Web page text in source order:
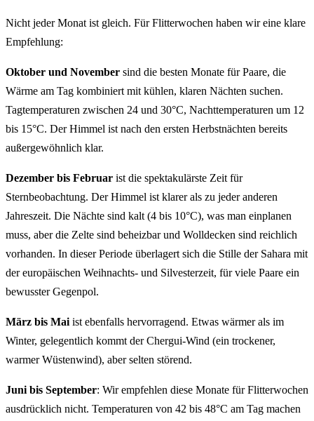
Nicht jeder Monat ist gleich. Für Flitterwochen haben wir eine klare
Empfehlung:
Oktober und November sind die besten Monate für Paare, die
Wärme am Tag kombiniert mit kühlen, klaren Nächten suchen.
Tagtemperaturen zwischen 24 und 30°C, Nachttemperaturen um 12
bis 15°C. Der Himmel ist nach den ersten Herbstnächten bereits
außergewöhnlich klar.
Dezember bis Februar ist die spektakulärste Zeit für
Sternbeobachtung. Der Himmel ist klarer als zu jeder anderen
Jahreszeit. Die Nächte sind kalt (4 bis 10°C), was man einplanen
muss, aber die Zelte sind beheizbar und Wolldecken sind reichlich
vorhanden. In dieser Periode überlagert sich die Stille der Sahara mit
der europäischen Weihnachts- und Silvesterzeit, für viele Paare ein
bewusster Gegenpol.
März bis Mai ist ebenfalls hervorragend. Etwas wärmer als im
Winter, gelegentlich kommt der Chergui-Wind (ein trockener,
warmer Wüstenwind), aber selten störend.
Juni bis September: Wir empfehlen diese Monate für Flitterwochen
ausdrücklich nicht. Temperaturen von 42 bis 48°C am Tag machen